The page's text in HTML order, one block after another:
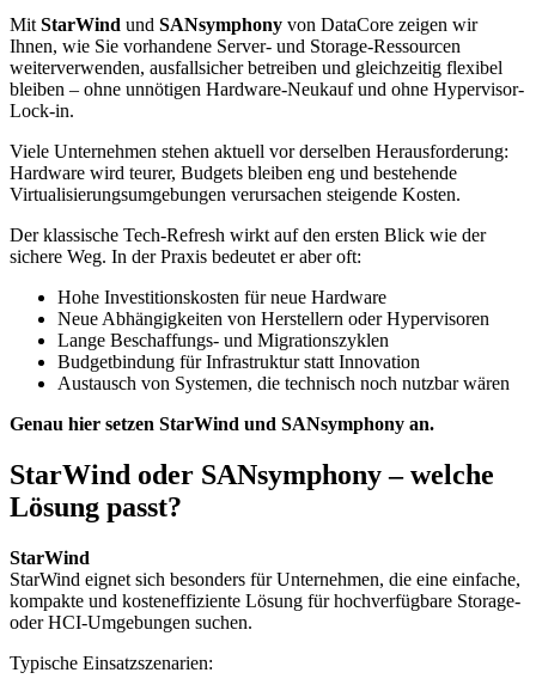
Mit StarWind und SANsymphony von DataCore zeigen wir
Ihnen, wie Sie vorhandene Server- und Storage-Ressourcen
weiterverwenden, ausfallsicher betreiben und gleichzeitig flexibel
bleiben – ohne unnötigen Hardware-Neukauf und ohne Hypervisor-
Lock-in.
Viele Unternehmen stehen aktuell vor derselben Herausforderung:
Hardware wird teurer, Budgets bleiben eng und bestehende
Virtualisierungsumgebungen verursachen steigende Kosten.
Der klassische Tech-Refresh wirkt auf den ersten Blick wie der
sichere Weg. In der Praxis bedeutet er aber oft:
Hohe Investitionskosten für neue Hardware
Neue Abhängigkeiten von Herstellern oder Hypervisoren
Lange Beschaffungs- und Migrationszyklen
Budgetbindung für Infrastruktur statt Innovation
Austausch von Systemen, die technisch noch nutzbar wären
Genau hier setzen StarWind und SANsymphony an.
StarWind oder SANsymphony – welche
Lösung passt?
StarWind
StarWind eignet sich besonders für Unternehmen, die eine einfache,
kompakte und kosteneffiziente Lösung für hochverfügbare Storage-
oder HCI-Umgebungen suchen.
Typische Einsatzszenarien: